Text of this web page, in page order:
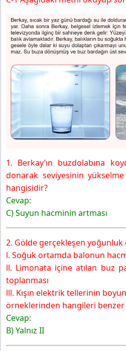
1. Berkay’ın buzdolabına
donarak seviyesinin
hangisidir?
Cevap:
C) Suyun hacminin artması
2. Gölde gerçekleşen yoğunluk
l. Soğuk ortamda balonun
ll. Limonata içine atılan buz
toplanması
lll. Kışın elektrik tellerinin
örneklerinden hangileri
Cevap:
B) Yalnız II